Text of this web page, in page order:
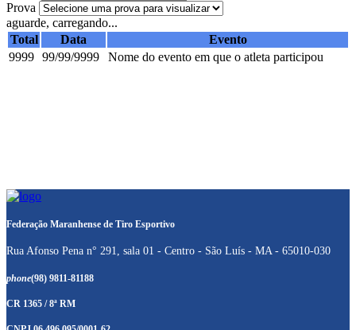
Prova
aguarde, carregando...
Total
Data
Evento
9999 99/99/9999 Nome do evento em que o atleta participou
Federação Maranhense de Tiro Esportivo
Rua Afonso Pena n° 291, sala 01 - Centro - São Luís - MA - 65010-030
phone(98) 9811-81188
CR 1365 / 8ª RM